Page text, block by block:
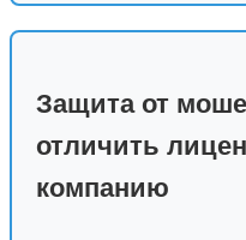
Защита от
отличить
компанию